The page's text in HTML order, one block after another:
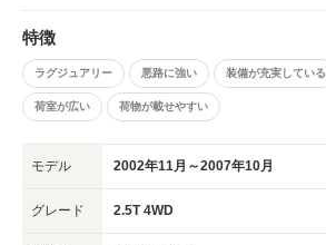
特徴
ラグジュアリー 悪路に強い 装備が充実している
荷室が広い 荷物が載せやすい
モデル 2002年11月～2007年10月
グレード 2.5T 4WD